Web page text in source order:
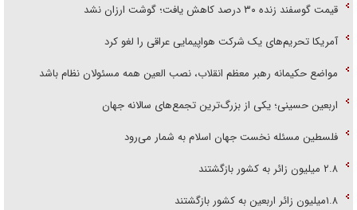
قیمت گوسفند زنده ۳۰ درصد کاهش یافت؛ گوشت ارزان نشد
آمریکا تحریم‌های یک شرکت هواپیمایی عراقی را لغو کرد
مواضع حکیمانه رهبر معظم انقلاب، نصب العین همه مسئولان نظام باشد
اربعین حسینی؛ یکی از بزرگ‌ترین تجمع‌های سالانه جهان
فلسطین مسئله نخست جهان اسلام به شمار می‌رود
۲.۸ میلیون زائر به کشور بازگشتند
۱.۸میلیون زائر اربعین به کشور بازگشتند